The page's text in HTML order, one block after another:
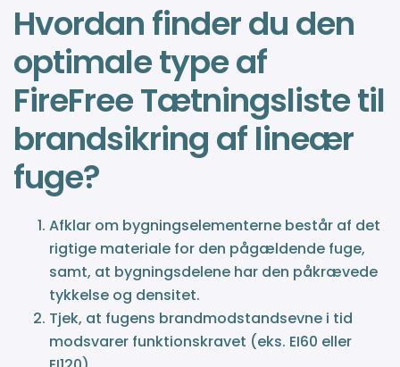
Hvordan finder du den
optimale type af
FireFree Tætningsliste til
brandsikring af lineær
fuge?
Afklar om bygningselementerne består af det
rigtige materiale for den pågældende fuge,
samt, at bygningsdelene har den påkrævede
tykkelse og densitet.
Tjek, at fugens brandmodstandsevne i tid
modsvarer funktionskravet (eks. EI60 eller